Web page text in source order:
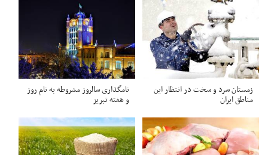
زمستان سرد و سخت در انتظار این
مناطق ایران
نامگذاری سالروز مشروطه به نام روز
و هفته تبریز